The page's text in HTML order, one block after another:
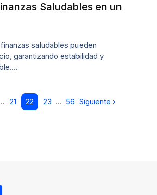
Saludables en un
saludables pueden
garantizando estabilidad y
21 22 23 … 56 Siguiente ›